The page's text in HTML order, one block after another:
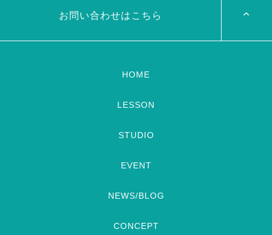
かしの曲をソロ踊ります […]
ていただけるそう […]
お問い合わせはこちら
HOME
LESSON
STUDIO
EVENT
NEWS/BLOG
CONCEPT